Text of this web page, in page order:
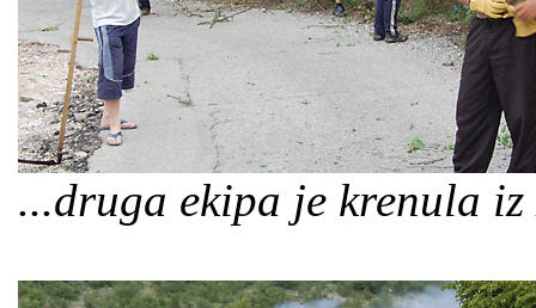
...druga ekipa je krenula